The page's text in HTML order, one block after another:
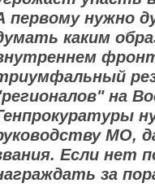
первому нужно
каким
на
МО,
Если нет
за